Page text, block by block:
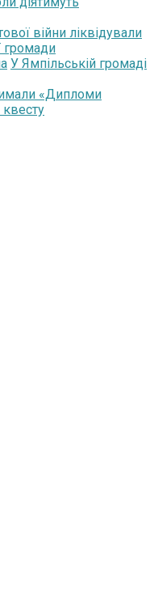
війни ліквідували
громади
У Ямпільській громаді
«Дипломи
квесту